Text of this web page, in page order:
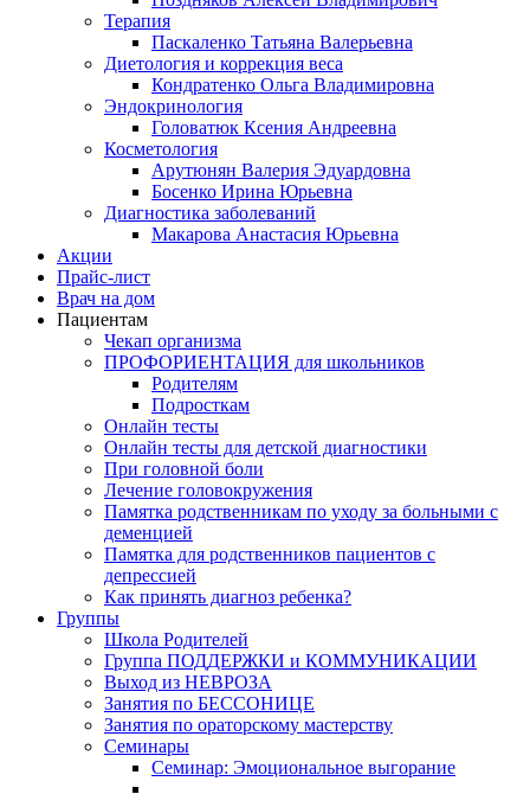
Терапия
Паскаленко Татьяна Валерьевна
Диетология и коррекция веса
Кондратенко Ольга Владимировна
Эндокринология
Головатюк Ксения Андреевна
Косметология
Арутюнян Валерия Эдуардовна
Босенко Ирина Юрьевна
Диагностика заболеваний
Макарова Анастасия Юрьевна
Акции
Прайс-лист
Врач на дом
Пациентам
Чекап организма
ПРОФОРИЕНТАЦИЯ для школьников
Родителям
Подросткам
Онлайн тесты
Онлайн тесты для детской диагностики
При головной боли
Лечение головокружения
Памятка родственникам по уходу за больными с
деменцией
Памятка для родственников пациентов с
депрессией
Как принять диагноз ребенка?
Группы
Школа Родителей
Группа ПОДДЕРЖКИ и КОММУНИКАЦИИ
Выход из НЕВРОЗА
Занятия по БЕССОНИЦЕ
Занятия по ораторскому мастерству
Семинары
Семинар: Эмоциональное выгорание